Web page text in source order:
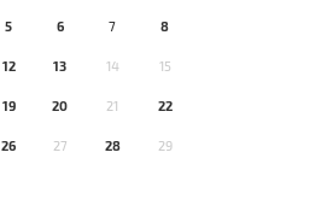
5 6 7 8
12 13 14 15
19 20 21 22
26 27 28 29